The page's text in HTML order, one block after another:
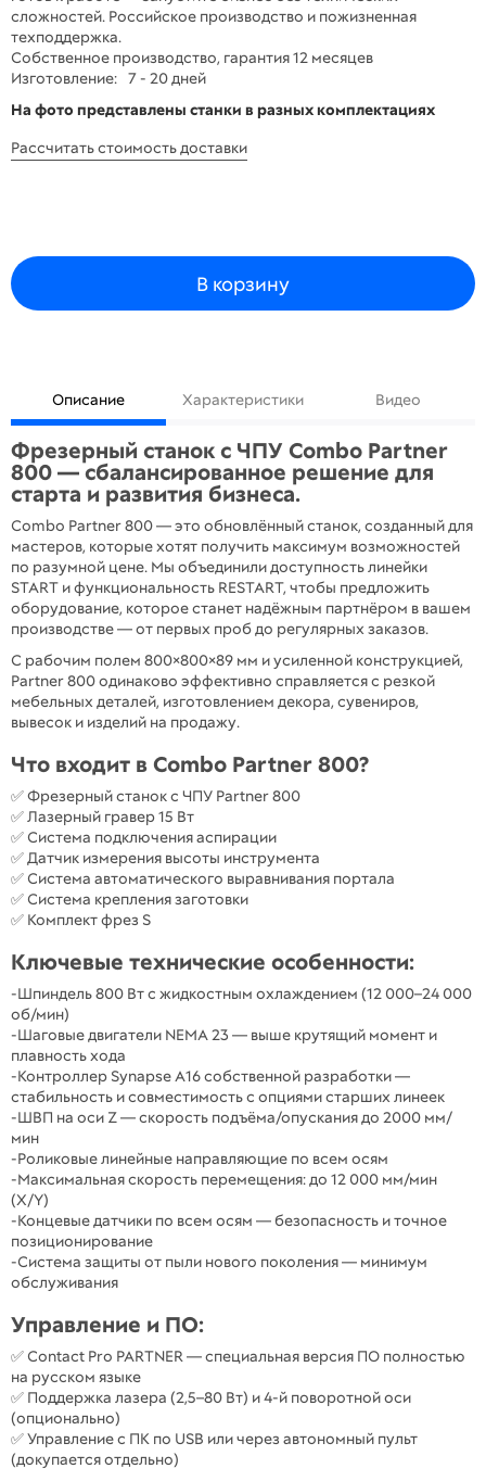
сложностей. Российское производство и пожизненная
техподдержка.
Собственное производство, гарантия 12 месяцев
Изготовление: 7 - 20 дней
На фото представлены станки в разных комплектациях
Рассчитать стоимость доставки
В корзину
Описание Характеристики Видео
Фрезерный станок с ЧПУ Combo Partner
800 — сбалансированное решение для
старта и развития бизнеса.
Combo Partner 800 — это обновлённый станок, созданный для
мастеров, которые хотят получить максимум возможностей
по разумной цене. Мы объединили доступность линейки
START и функциональность RESTART, чтобы предложить
оборудование, которое станет надёжным партнёром в вашем
производстве — от первых проб до регулярных заказов.
С рабочим полем 800×800×89 мм и усиленной конструкцией,
Partner 800 одинаково эффективно справляется с резкой
мебельных деталей, изготовлением декора, сувениров,
вывесок и изделий на продажу.
Что входит в Combo Partner 800?
✅ Фрезерный станок с ЧПУ Partner 800
✅ Лазерный гравер 15 Вт
✅ Система подключения аспирации
✅ Датчик измерения высоты инструмента
✅ Система автоматического выравнивания портала
✅ Система крепления заготовки
✅ Комплект фрез S
Ключевые технические особенности:
-Шпиндель 800 Вт с жидкостным охлаждением (12 000–24 000
об/мин)
-Шаговые двигатели NEMA 23 — выше крутящий момент и
плавность хода
-Контроллер Synapse A16 собственной разработки —
стабильность и совместимость с опциями старших линеек
-ШВП на оси Z — скорость подъёма/опускания до 2000 мм/
мин
-Роликовые линейные направляющие по всем осям
-Максимальная скорость перемещения: до 12 000 мм/мин
(X/Y)
-Концевые датчики по всем осям — безопасность и точное
позиционирование
-Система защиты от пыли нового поколения — минимум
обслуживания
Управление и ПО:
✅ Contact Pro PARTNER — специальная версия ПО полностью
на русском языке
✅ Поддержка лазера (2,5–80 Вт) и 4-й поворотной оси
(опционально)
✅ Управление с ПК по USB или через автономный пульт
(докупается отдельно)